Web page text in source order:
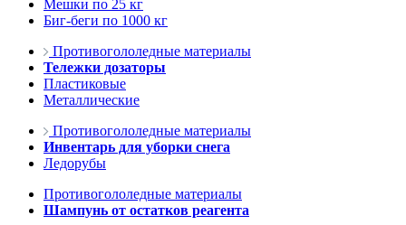
Мешки по 25 кг
Биг-беги по 1000 кг
Противогололедные материалы
Тележки дозаторы
Пластиковые
Металлические
Противогололедные материалы
Инвентарь для уборки снега
Ледорубы
Противогололедные материалы
Шампунь от остатков реагента